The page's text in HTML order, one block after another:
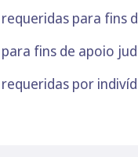
para fins
fins de apoio
por